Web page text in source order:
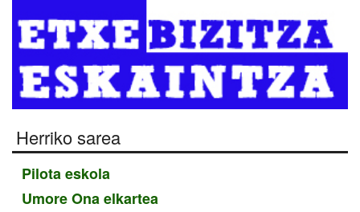
Herriko sarea
Pilota eskola
Umore Ona elkartea